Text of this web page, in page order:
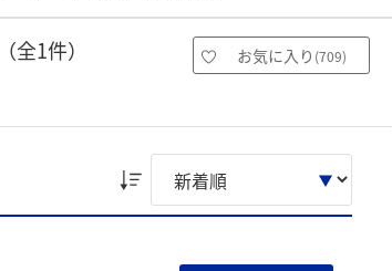
選考体験記投稿キャンペーン
企業就職ブランド調査
みんなの新卒
28卒 IT・
1件） お気に入り (709)